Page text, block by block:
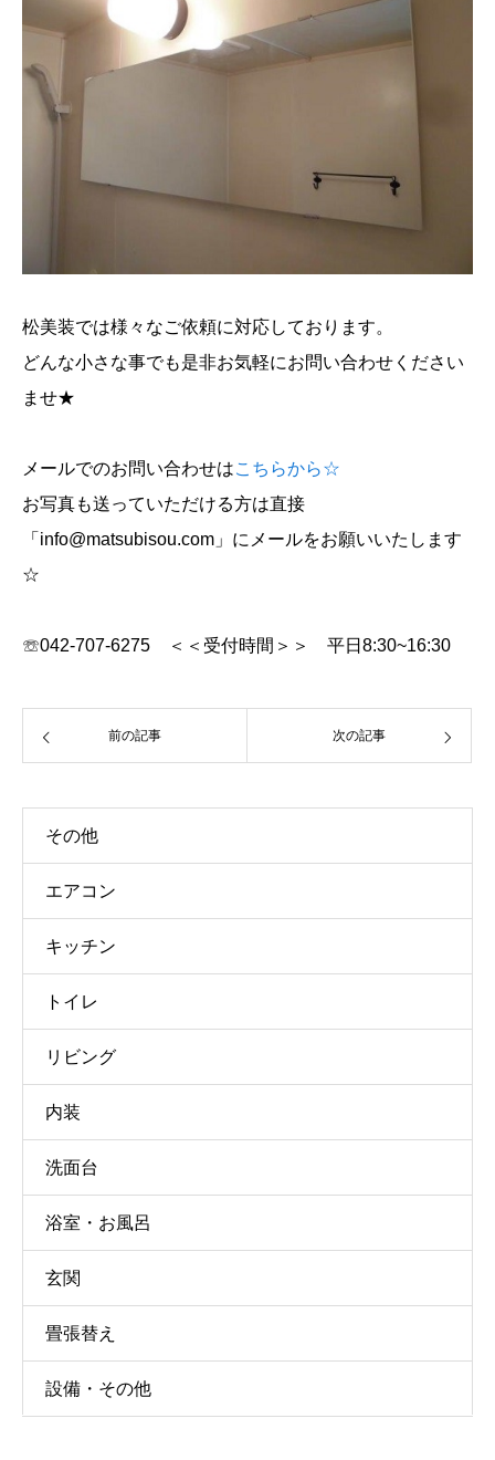
松美装では様々なご依頼に対応しております。
どんな小さな事でも是非お気軽にお問い合わせください
ませ★
メールでのお問い合わせはこちらから☆
お写真も送っていただける方は直接
「info@matsubisou.com」にメールをお願いいたします
☆
☏042-707-6275 ＜＜受付時間＞＞ 平日8:30~16:30
前の記事 次の記事
その他
エアコン
キッチン
トイレ
リビング
内装
洗面台
浴室・お風呂
玄関
畳張替え
設備・その他